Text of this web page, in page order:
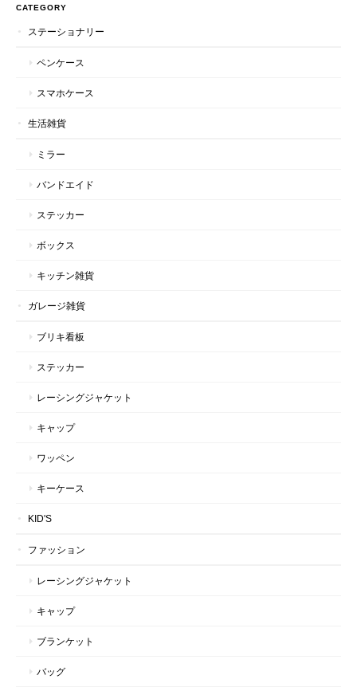
CATEGORY
ステーショナリー
ペンケース
スマホケース
生活雑貨
ミラー
バンドエイド
ステッカー
ボックス
キッチン雑貨
ガレージ雑貨
ブリキ看板
ステッカー
レーシングジャケット
キャップ
ワッペン
キーケース
KID'S
ファッション
レーシングジャケット
キャップ
ブランケット
バッグ